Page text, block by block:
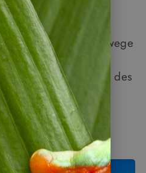
wird in Panama
Outdoorfans ist
locken Wanderwege
beeindruckende
Aufstieg zum Gipfel des
man bei klarem
kann.